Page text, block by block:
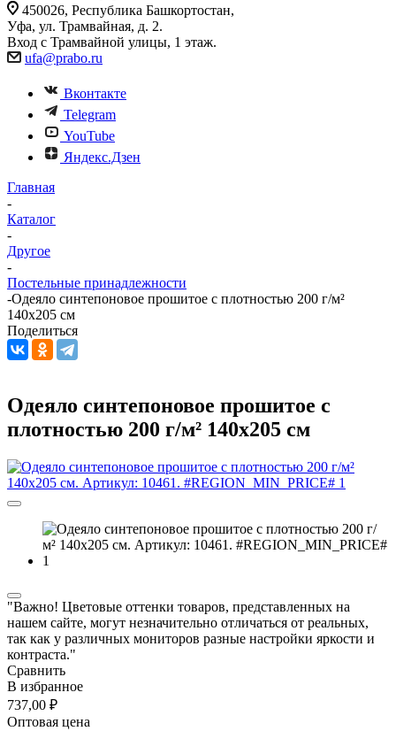
450026, Республика Башкортостан,
Уфа, ул. Трамвайная, д. 2.
Вход с Трамвайной улицы, 1 этаж.
ufa@prabo.ru
Вконтакте
Telegram
YouTube
Яндекс.Дзен
Главная
-
Каталог
-
Другое
-
Постельные принадлежности
-Одеяло синтепоновое прошитое с плотностью 200 г/м²
140х205 см
Поделиться
Одеяло синтепоновое прошитое с
плотностью 200 г/м² 140х205 см
"Важно! Цветовые оттенки товаров, представленных на
нашем сайте, могут незначительно отличаться от реальных,
так как у различных мониторов разные настройки яркости и
контраста."
Сравнить
В избранное
737,00 ₽
Оптовая цена